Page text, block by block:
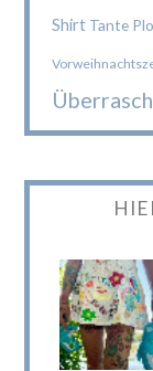
Shirt Tante